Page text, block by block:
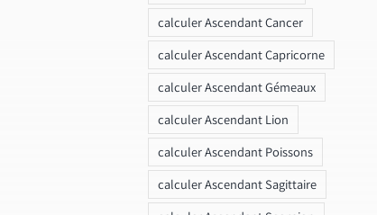
calculer Ascendant Cancer
calculer Ascendant Capricorne
calculer Ascendant Gémeaux
calculer Ascendant Lion
calculer Ascendant Poissons
calculer Ascendant Sagittaire